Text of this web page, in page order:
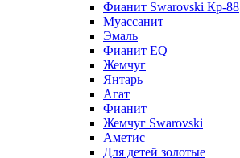
Фианит Swarovski Кр-88
Муассанит
Эмаль
Фианит EQ
Жемчуг
Янтарь
Агат
Фианит
Жемчуг Swarovski
Аметис
Для детей золотые